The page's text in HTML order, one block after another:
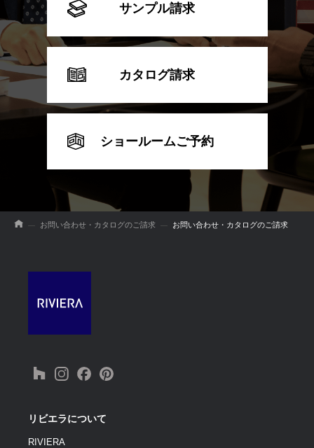
サンプル請求
カタログ請求
ショールームご予約
お問い合わせ・カタログのご請求 お問い合わせ・カタログのご請求
リビエラについて
RIVIERA